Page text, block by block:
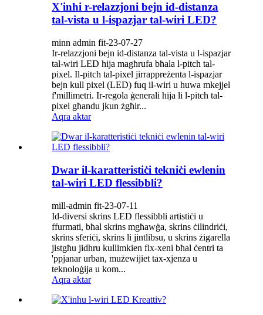
X'inhi r-relazzjoni bejn id-distanza
tal-vista u l-ispazjar tal-wiri LED?
minn admin fit-23-07-27
Ir-relazzjoni bejn id-distanza tal-vista u l-ispazjar
tal-wiri LED hija magħrufa bħala l-pitch tal-
pixel. Il-pitch tal-pixel jirrappreżenta l-ispazjar
bejn kull pixel (LED) fuq il-wiri u huwa mkejjel
f'millimetri. Ir-regola ġenerali hija li l-pitch tal-
pixel għandu jkun żgħir...
Aqra aktar
Dwar il-karatteristiċi tekniċi ewlenin
tal-wiri LED flessibbli?
mill-admin fit-23-07-11
Id-diversi skrins LED flessibbli artistiċi u
ffurmati, bħal skrins mgħawġa, skrins ċilindriċi,
skrins sferiċi, skrins li jintlibsu, u skrins żigarella
jistgħu jidhru kullimkien fix-xeni bħal ċentri ta
'ppjanar urban, mużewijiet tax-xjenza u
teknoloġija u kom...
Aqra aktar